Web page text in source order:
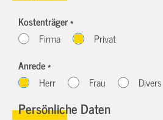
Kostenträger *
Firma
Privat
Anrede *
Herr
Frau Divers
Persönliche Daten